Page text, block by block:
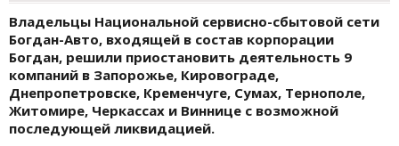
Владельцы Национальной сервисно-сбытовой сети
Богдан-Авто, входящей в состав корпорации
Богдан, решили приостановить деятельность 9
компаний в Запорожье, Кировограде,
Днепропетровске, Кременчуге, Сумах, Тернополе,
Житомире, Черкассах и Виннице с возможной
последующей ликвидацией.